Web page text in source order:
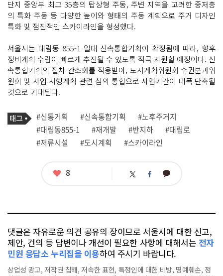
단지 중앙부 최고 35층의 탑상형 주동, 주변 지역을 고려한 중저층
의 특화 주동 등 다양한 높이와 형태의 주동 계획으로 주거 디자인
특화 및 점진적인 스카이라인을 형성했다.
서울시는 대림동 855-1 일대 신속통합기획이 확정됨에 따라, 향후
정비계획 수립이 빠르게 추진될 수 있도록 적극 지원할 예정이다. 신
속통합기획의 절차 간소화를 적용받아, 도시계획위원회 수권분과위
원회 및 사업 시행계획 관련 심의 통합으로 사업기간이 대폭 단축될
것으로 기대된다.
기
사
관
련
태
태
그
#신통기획 #신속통합기획
#노후주거지
#대림동855-1
#재개발 #반지하
#대림로
#저류시설
#도시계획 #스카이라인
좋
8 트 페 카
댓글은 자유로운 의견 공유의 장이므로 서울시에 대한 신고,
제안, 건의 등 답변이나 개선이 필요한 사항에 대해서는 전자
민원 응답소 누리집을 이용하여 주시기 바랍니다.
상업성 광고, 저작권 침해, 저속한 표현, 특정인에 대한 비방, 명예훼손, 정